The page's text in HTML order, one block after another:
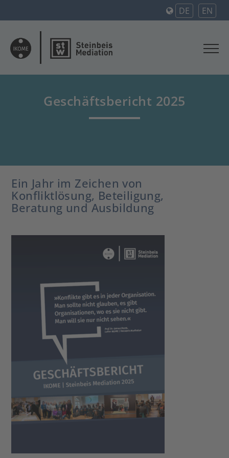
DE EN
Geschäftsbericht 2025
Ein Jahr im Zeichen von
Konfliktlösung, Beteiligung,
Beratung und Ausbildung